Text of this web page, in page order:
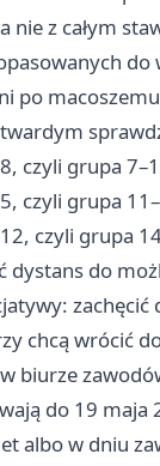
nie z całym
do
po
czyli grupa
czyli grupa
czyli grupa
dystans do
chcą wrócić
biurze
do 19
albo w dniu